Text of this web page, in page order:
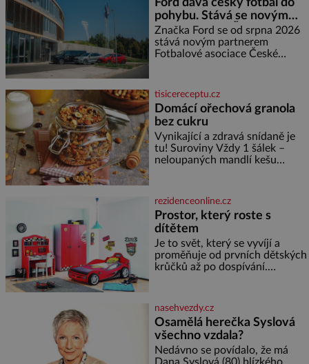
měďáky a štůčky látky. Zraněná
žena pár dní nato umírá. Je to
muž nebývale krutý. Jeho činy
budí hrůzu ještě dlouho po jeho
smrti
pohybu. Stává se novým
partnerem FAČR
Značka Ford se od srpna 2026
stává novým partnerem
Fotbalové asociace České
asociace, reprezentačních týmů
i českého fotbalu v regionech.
Partner
tisicereceptu.cz
Domácí ořechová granola
bez cukru
Vynikající a zdravá snídaně je
tu! Suroviny Vždy 1 šálek –
neloupaných mandlí kešu
semínek dýně rozinek 3 šálky
ovesných vloček 1 lžíce mlet
rezidenceonline.cz
Prostor, který roste s
dítětem
Je to svět, který se vyvíjí a
proměňuje od prvních dětských
krůčků až po dospívání.
soustředění i odpočinek a
reaguje na každou etapu života
a specifické potřeby dítěte. Pro
nejmenší je klíčová
jednoduchost, měkkost a
bezpečí, proto by pokoj
nasehvezdy.cz
Osamělá herečka Syslová
všechno vzdala?
Nedávno se povídalo, že má
Dana Syslová (80) blízkého